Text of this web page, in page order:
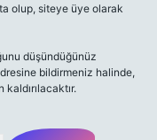
olup, siteye üye olarak
düşündüğünüz
bildirmeniz halinde,